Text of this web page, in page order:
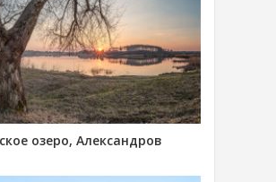
озеро, Александров